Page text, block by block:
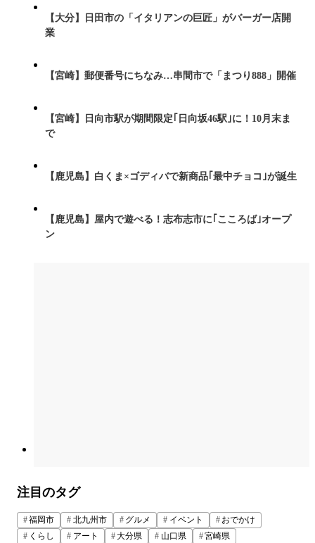
【大分】日田市の「イタリアンの巨匠」がバーガー店開
業
【宮崎】郵便番号にちなみ…串間市で「まつり888」開催
【宮崎】日向市駅が期間限定｢日向坂46駅｣に！10月末ま
で
【鹿児島】白くま×ゴディバで新商品｢最中チョコ｣が誕生
【鹿児島】屋内で遊べる！志布志市に｢こころば｣オープ
ン
注目のタグ
福岡市 北九州市 グルメ イベント
おでかけ
くらし
アート 大分県 山口県 宮崎県